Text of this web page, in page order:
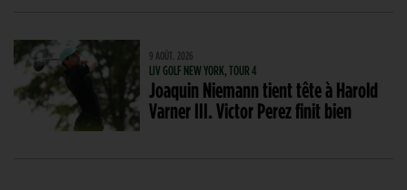
9 AOÛT. 2026
LIV GOLF NEW YORK, TOUR 4
Joaquin Niemann tient tête à Harold
Varner III. Victor Perez finit bien